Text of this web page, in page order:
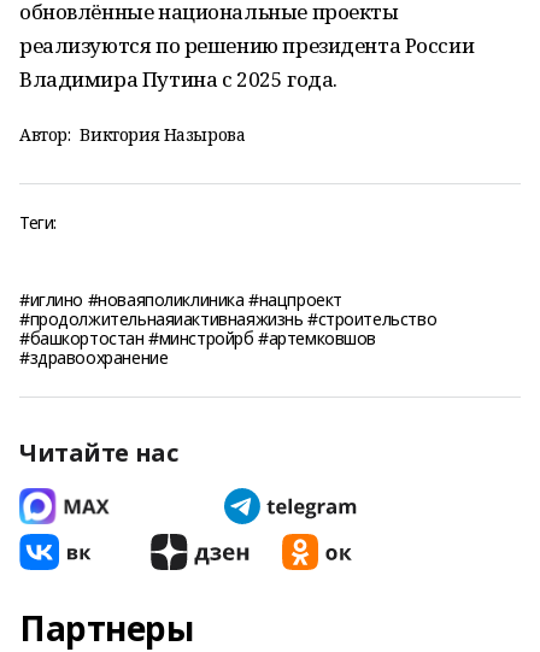
обновлённые национальные проекты
реализуются по решению президента России
Владимира Путина с 2025 года.
Автор: Виктория Назырова
Теги:
#иглино #новаяполиклиника #нацпроект
#продолжительнаяиактивнаяжизнь #строительство
#башкортостан #минстройрб #артемковшов
#здравоохранение
Читайте нас
Партнеры